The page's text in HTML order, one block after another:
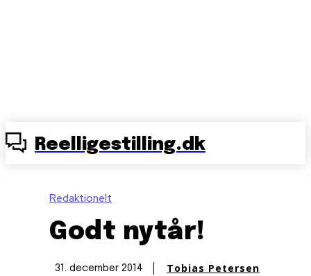
Reelligestilling.dk
Redaktionelt
Godt nytår!
31. december 2014 Tobias Petersen